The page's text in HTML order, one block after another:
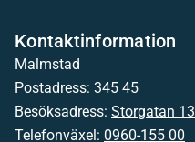
Kontaktinformation
Malmstad
Postadress: 345 45
Besöksadress: Storgatan 13
Telefonväxel: 0960-155 00